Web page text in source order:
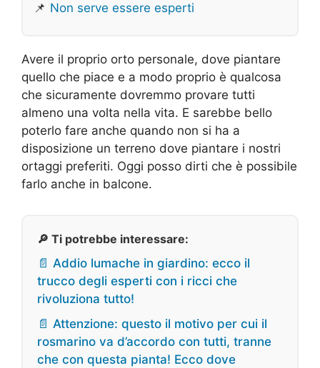
📌 Non serve essere esperti
Avere il proprio orto personale, dove piantare
quello che piace e a modo proprio è qualcosa
che sicuramente dovremmo provare tutti
almeno una volta nella vita. E sarebbe bello
poterlo fare anche quando non si ha a
disposizione un terreno dove piantare i nostri
ortaggi preferiti. Oggi posso dirti che è possibile
farlo anche in balcone.
🔎 Ti potrebbe interessare:
📄 Addio lumache in giardino: ecco il
trucco degli esperti con i ricci che
rivoluziona tutto!
📄 Attenzione: questo il motivo per cui il
rosmarino va d’accordo con tutti, tranne
che con questa pianta! Ecco dove